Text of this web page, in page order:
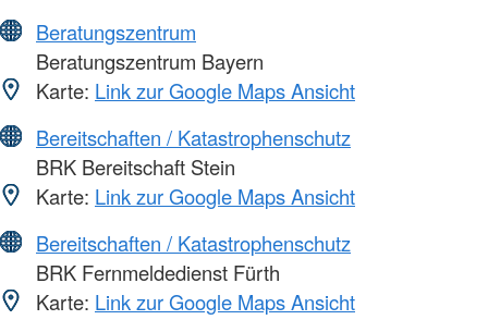
Beratungszentrum
Beratungszentrum Bayern
Karte: Link zur Google Maps Ansicht
Bereitschaften / Katastrophenschutz
BRK Bereitschaft Stein
Karte: Link zur Google Maps Ansicht
Bereitschaften / Katastrophenschutz
BRK Fernmeldedienst Fürth
Karte: Link zur Google Maps Ansicht